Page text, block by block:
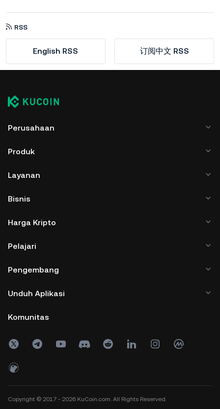
RSS
English RSS 订阅中文 RSS
Perusahaan
Produk
Layanan
Bisnis
Harga Kripto
Pelajari
Pengembang
Unduh Aplikasi
Komunitas
Copyright © 2017 - 2026 KuCoin.com. All Rights Reserved.